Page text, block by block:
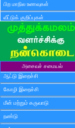
பிற மாநில உணவுகள்
வீட்டுக் குறிப்புகள்
அசைவச் சமையல்
ஆட்டு இறைச்சி
கோழி இறைச்சி
மீன் மற்றும் கருவாடு
நண்டு